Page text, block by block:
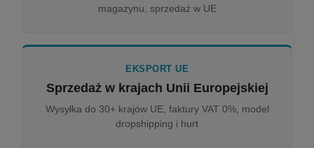
magazynu, sprzedaż w UE
EKSPORT UE
Sprzedaż w krajach Unii Europejskiej
Wysyłka do 30+ krajów UE, faktury VAT 0%, model
dropshipping i hurt